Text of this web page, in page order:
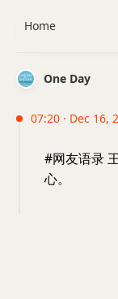
One Day
07:20 · Dec 16,
#网友语录
心。
Home